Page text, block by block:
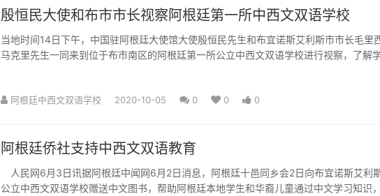
殷恒民大使和布市市长视察阿根廷第一所中西文双语学校
当地时间14日下午，中国驻阿根廷大使馆大使殷恒民先生和布宜诺斯艾利斯市市长毛里
马克里先生一同来到位于布市南区的阿根廷第一所公立中西文双语学校进行视察，了解
阿根廷中西文双语学校 2020-10-05 0 0 0
阿根廷侨社支持中西文双语教育
人民网6月3日讯据阿根廷中闻网6月2日消息，阿根廷十邑同乡会2日向布宜诺斯艾利
公立中西文双语学校赠送中文图书，帮助阿根廷本地学生和华裔儿童通过中文学习知识